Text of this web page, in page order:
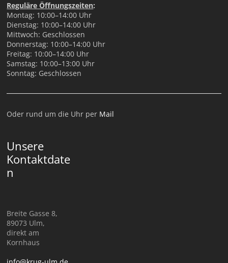
Reguläre Öffnungszeiten:
Montag: 10:00–14:00 Uhr
Dienstag: 10:00–14:00 Uhr
Mittwoch: Geschlossen
Donnerstag: 10:00–14:00 Uhr
Freitag: 10:00–14:00 Uhr
Samstag: 10:00–13:00 Uhr
Sonntag: Geschlossen
Oder rund um die Uhr per Mail
Unsere
Kontaktdate
n
Breite Gasse 8,
89073 Ulm,
direkt am
Kornhaus